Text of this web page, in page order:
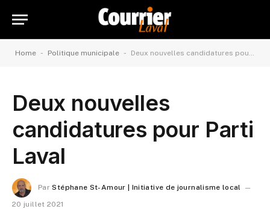
Home - Politique municipale - Deux nouvelles candidatures pour Parti Laval
Deux nouvelles
candidatures pour Parti
Laval
Par Stéphane St-Amour | Initiative de journalisme local
20 juillet 2021